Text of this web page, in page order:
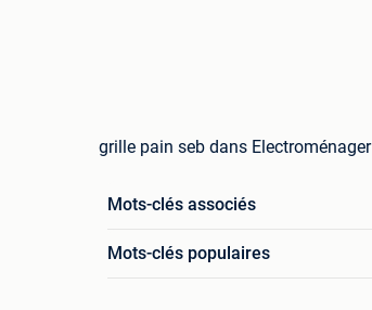
grille pain seb dans Electroménager
Mots-clés associés
Mots-clés populaires